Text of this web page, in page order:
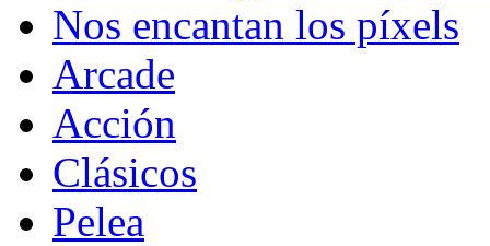
Nos encantan los píxels
Arcade
Acción
Clásicos
Pelea